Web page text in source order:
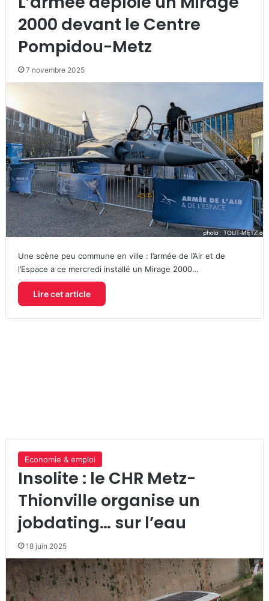
2000 devant le Centre
Pompidou-Metz
7 novembre 2025
Une scène peu commune en ville : l’armée de l’Air et de
l’Espace a ce mercredi installé un Mirage 2000…
Lire cet article
Economie & emploi
Insolite : le CHR Metz-
Thionville organise un
jobdating… sur l’eau
18 juin 2025